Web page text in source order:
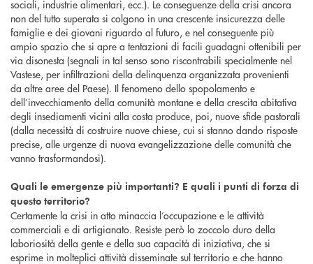
sociali, industrie alimentari, ecc.). Le conseguenze della crisi ancora
non del tutto superata si colgono in una crescente insicurezza delle
famiglie e dei giovani riguardo al futuro, e nel conseguente più
ampio spazio che si apre a tentazioni di facili guadagni ottenibili per
via disonesta (segnali in tal senso sono riscontrabili specialmente nel
Vastese, per infiltrazioni della delinquenza organizzata provenienti
da altre aree del Paese). Il fenomeno dello spopolamento e
dell’invecchiamento della comunità montane e della crescita abitativa
degli insediamenti vicini alla costa produce, poi, nuove sfide pastorali
(dalla necessità di costruire nuove chiese, cui si stanno dando risposte
precise, alle urgenze di nuova evangelizzazione delle comunità che
vanno trasformandosi).
Quali le emergenze più importanti? E quali i punti di forza di
questo territorio?
Certamente la crisi in atto minaccia l’occupazione e le attività
commerciali e di artigianato. Resiste però lo zoccolo duro della
laboriosità della gente e della sua capacità di iniziativa, che si
esprime in molteplici attività disseminate sul territorio e che hanno